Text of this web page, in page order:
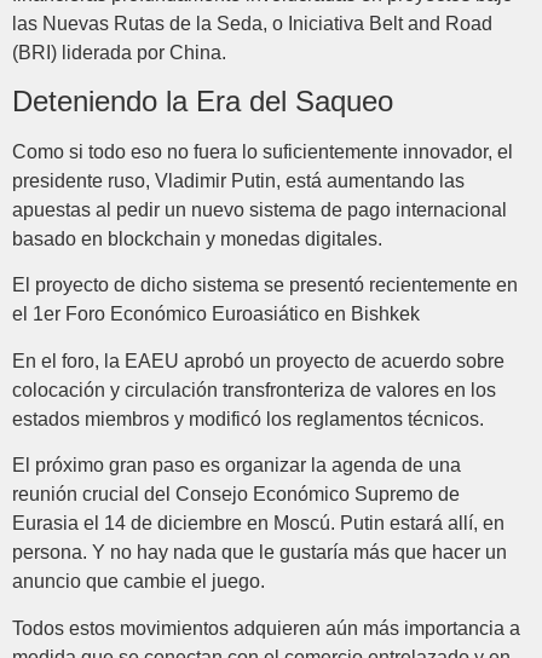
las Nuevas Rutas de la Seda, o Iniciativa Belt and Road
(BRI) liderada por China.
Deteniendo la Era del Saqueo
Como si todo eso no fuera lo suficientemente innovador, el
presidente ruso, Vladimir Putin, está aumentando las
apuestas al pedir un nuevo sistema de pago internacional
basado en blockchain y monedas digitales.
El proyecto de dicho sistema se presentó recientemente en
el 1er Foro Económico Euroasiático en Bishkek
En el foro, la EAEU aprobó un proyecto de acuerdo sobre
colocación y circulación transfronteriza de valores en los
estados miembros y modificó los reglamentos técnicos.
El próximo gran paso es organizar la agenda de una
reunión crucial del Consejo Económico Supremo de
Eurasia el 14 de diciembre en Moscú. Putin estará allí, en
persona. Y no hay nada que le gustaría más que hacer un
anuncio que cambie el juego.
Todos estos movimientos adquieren aún más importancia a